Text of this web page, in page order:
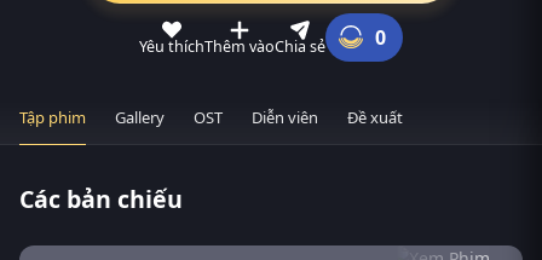
Yêu thíchThêm vàoChia sẻ 0
Tập phim Gallery OST Diễn viên Đề xuất
Các bản chiếu